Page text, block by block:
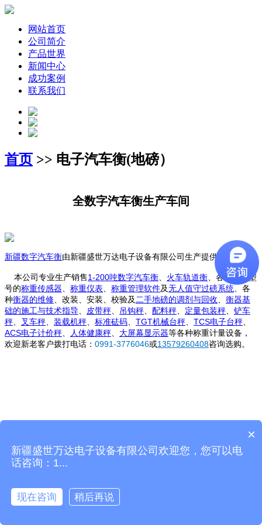
网站首页
公司简介
产品世界
新闻中心
成功案例
联系我们
首页 >> 电子汽车衡(地磅）
全数字汽车衡生产车间
新疆数字汽车衡由新疆盛世万达电子设备有限公司生产提供:
本公司专业生产销售1-200吨数字汽车衡 火车轨道衡 、各种规格型
号的称重传感器 称重仪表 称重管理软件及无人值守过磅系统 、各
种衡器的维修 、改装、安装、校验及 二手地磅的调剂与回收
衡器基
础的施工与技术指导
皮带秤 吊钩秤 配料秤 定量包装秤
铲车
秤
叉车秤 装载机秤 标准砝码 TGT机械台秤 TCS电子台秤
ACS电子计价秤
人体健康秤 大屏幕显示器等各种称重计量设备，
欢迎新老客户拨打电话： 0991-3776046或13579260408咨询选购。
CopyRight©2026 AllMobilize Inc.
×
新疆盛世万达电子设备有限公司欢迎您，您可以电
话咨询：1...
现在咨询 稍后再说